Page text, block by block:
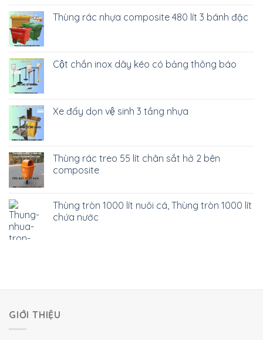
Thùng rác nhựa composite 480 lít 3 bánh đặc
Cột chắn inox dây kéo có bảng thông báo
Xe đẩy dọn vệ sinh 3 tầng nhựa
Thùng rác treo 55 lít chân sắt hở 2 bên
composite
Thùng tròn 1000 lít nuôi cá, Thùng tròn 1000 lít
chứa nước
GIỚI THIỆU